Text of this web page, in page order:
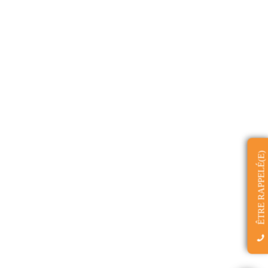
ÊTRE RAPPELÉ(E)